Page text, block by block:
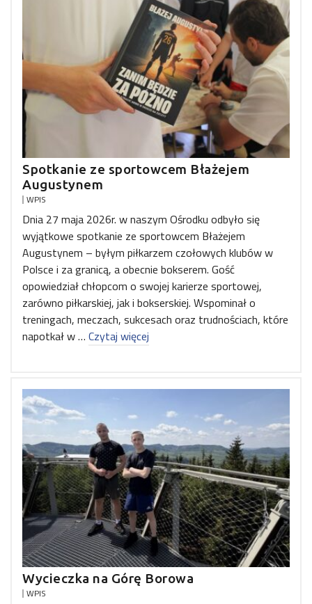
Spotkanie ze sportowcem Błażejem
Augustynem
WPIS
Dnia 27 maja 2026r. w naszym Ośrodku odbyło się
wyjątkowe spotkanie ze sportowcem Błażejem
Augustynem – byłym piłkarzem czołowych klubów w
Polsce i za granicą, a obecnie bokserem. Gość
opowiedział chłopcom o swojej karierze sportowej,
zarówno piłkarskiej, jak i bokserskiej. Wspominał o
treningach, meczach, sukcesach oraz trudnościach, które
napotkał w … Czytaj więcej
Wycieczka na Górę Borowa
WPIS